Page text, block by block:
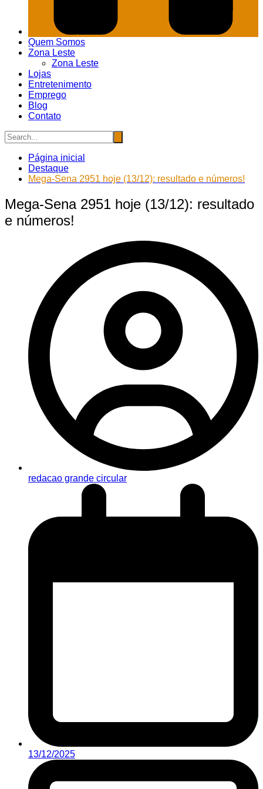
Quem Somos
Zona Leste
Zona Leste
Lojas
Entretenimento
Emprego
Blog
Contato
Página inicial
Destaque
Mega-Sena 2951 hoje (13/12): resultado e números!
Mega-Sena 2951 hoje (13/12): resultado
e números!
redacao grande circular
13/12/2025